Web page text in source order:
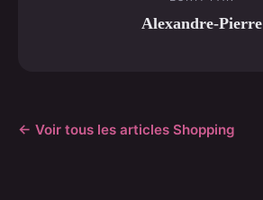
Alexandre-Pierre
← Voir tous les articles Shopping